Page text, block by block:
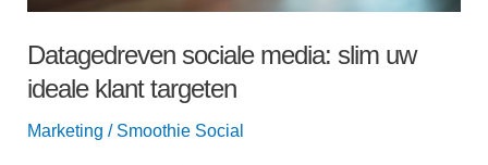
Datagedreven sociale media: slim uw
ideale klant targeten
Marketing / Smoothie Social